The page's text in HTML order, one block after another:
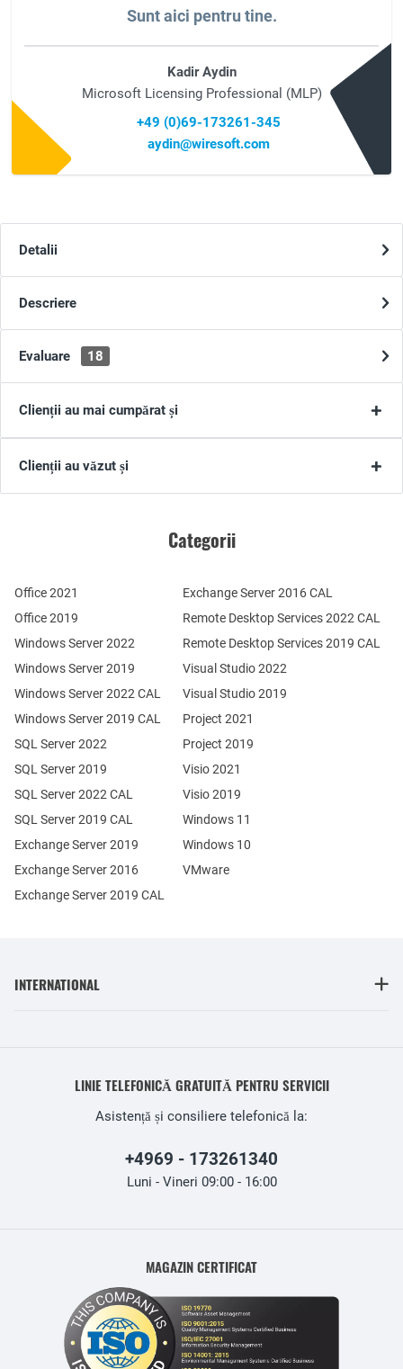
Sunt aici pentru tine.
Kadir Aydin
Microsoft Licensing Professional (MLP)
+49 (0)69-173261-345
aydin@wiresoft.com
Detalii
Descriere
Evaluare 18
Clienții au mai cumpărat și
Clienții au văzut și
Categorii
Office 2021
Office 2019
Windows Server 2022
Windows Server 2019
Exchange Server 2019
Exchange Server 2016
SQL Server 2022
SQL Server 2019
Windows Server 2022 CAL
Windows Server 2019 CAL
SQL Server 2022 CAL
SQL Server 2019 CAL
Remote Desktop Services 2022 CAL
Remote Desktop Services 2019 CAL
Exchange Server 2019 CAL
Exchange Server 2016 CAL
Visual Studio 2022
Visual Studio 2019
Project 2021
Project 2019
Visio 2021
Visio 2019
Windows 11
Windows 10
VMware
INTERNATIONAL
LINIE TELEFONICĂ GRATUITĂ PENTRU SERVICII
Asistență și consiliere telefonică la:
+4969 - 173261340
Luni - Vineri 09:00 - 16:00
MAGAZIN CERTIFICAT